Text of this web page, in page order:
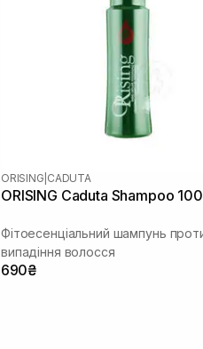
ORISING CADUTA
ORISING Caduta Shampoo
Фітоесенціальний шампунь
випадіння волосся
690₴